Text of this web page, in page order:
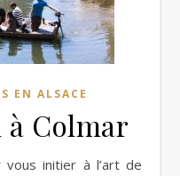
EN ALSACE
à Colmar